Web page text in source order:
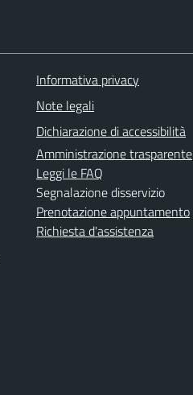
Informativa privacy
Note legali
Dichiarazione di accessibilità
Amministrazione trasparente
Leggi le FAQ
Segnalazione disservizio
Prenotazione appuntamento
Richiesta d'assistenza